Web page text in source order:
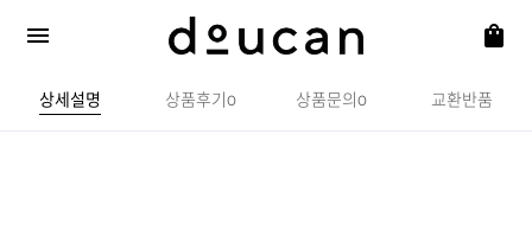
상세설명 상품후기0 상품문의0 교환반품